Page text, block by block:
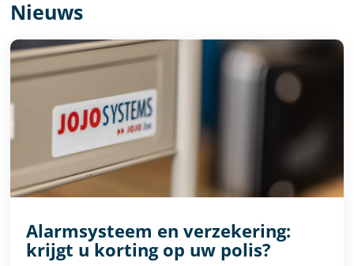
Nieuws
Alarmsysteem en verzekering:
krijgt u korting op uw polis?